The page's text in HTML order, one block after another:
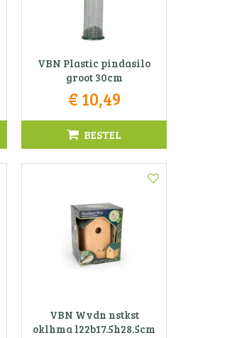
VBN Plastic pindasilo
groot 30cm
€ 10,49
BESTEL
VBN Wvdn nstkst
oklhma l22b17.5h28.5cm